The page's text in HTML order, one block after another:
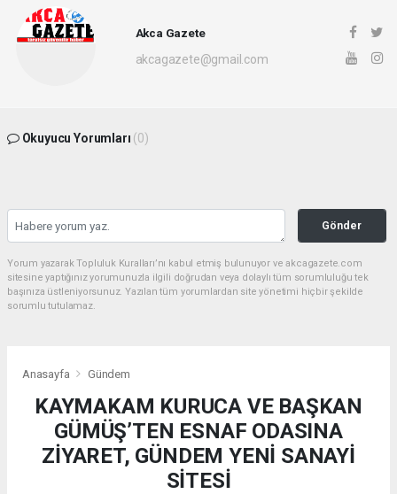
Akca Gazete
akcagazete@gmail.com
Okuyucu Yorumları (0)
Gönder
Yorum yazarak Topluluk Kuralları’nı kabul etmiş bulunuyor ve akcagazete.com
sitesine yaptığınız yorumunuzla ilgili doğrudan veya dolaylı tüm sorumluluğu tek
başınıza üstleniyorsunuz. Yazılan tüm yorumlardan site yönetimi hiçbir şekilde
sorumlu tutulamaz.
Anasayfa Gündem
KAYMAKAM KURUCA VE BAŞKAN
GÜMÜŞ’TEN ESNAF ODASINA
ZİYARET, GÜNDEM YENİ SANAYİ
SİTESİ